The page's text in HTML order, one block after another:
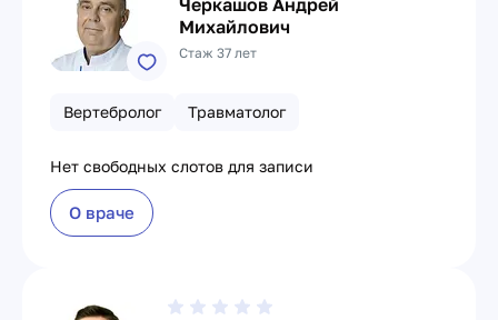
Черкашов Андрей
Михайлович
Стаж 37 лет
Вертебролог Травматолог
Нет свободных слотов для записи
О враче